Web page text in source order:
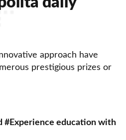
approach have
prestigious prizes or
#Experience education with